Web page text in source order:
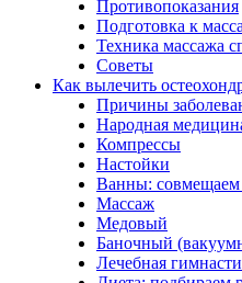
Противопоказания
Подготовка к
Техника массажа
Советы
Как вылечить
Причины
Народная
Компрессы
Настойки
Ванны: совмещаем
Массаж
Медовый
Баночный
Лечебная